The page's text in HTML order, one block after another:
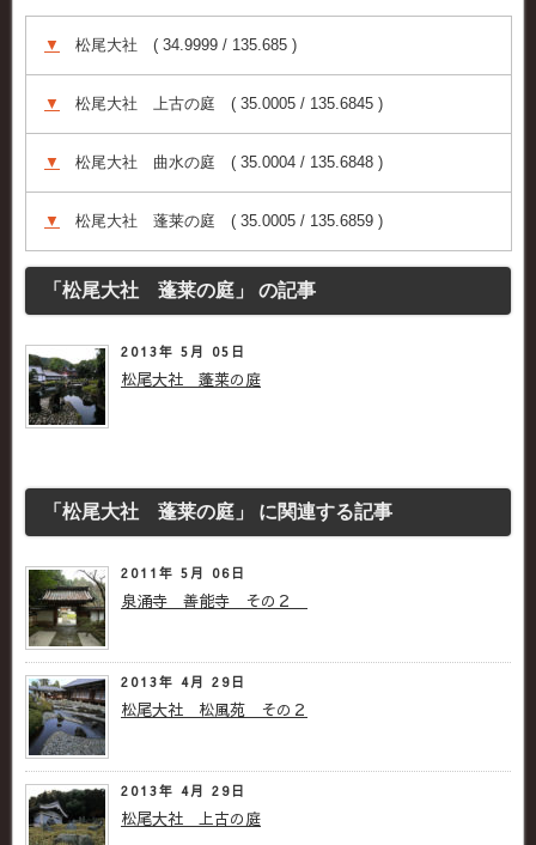
▼ 松尾大社 ( 34.9999 / 135.685 )
▼ 松尾大社 上古の庭 ( 35.0005 / 135.6845 )
▼ 松尾大社 曲水の庭 ( 35.0004 / 135.6848 )
▼ 松尾大社 蓬莱の庭 ( 35.0005 / 135.6859 )
「松尾大社 蓬莱の庭」 の記事
2013年 5月 05日
松尾大社 蓬莱の庭
「松尾大社 蓬莱の庭」 に関連する記事
2011年 5月 06日
泉涌寺 善能寺 その２
2013年 4月 29日
松尾大社 松風苑 その２
2013年 4月 29日
松尾大社 上古の庭